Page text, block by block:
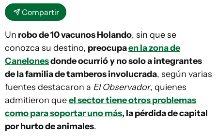
Compartir
Un robo de 10 vacunos Holando, sin que se
conozca su destino, preocupaen la zona de
Canelonesdonde ocurrióy no solo a integrantes
de la familia de tamberos involucrada, según varias
fuentes destacaron a El Observador, quienes
admitieron queel sector tiene otros problemas
como para soportar uno más, la pérdida de capital
por hurto de animales.